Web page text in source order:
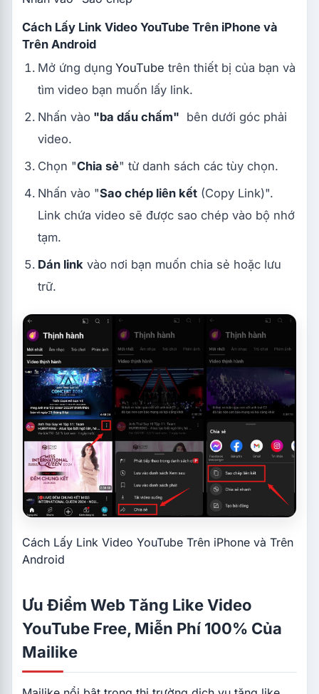
Cách Lấy Link Video YouTube Trên iPhone và
Trên Android
Mở ứng dụng YouTube trên thiết bị của bạn và
tìm video bạn muốn lấy link.
Nhấn vào "ba dấu chấm" bên dưới góc phải
video.
Chọn "Chia sẻ" từ danh sách các tùy chọn.
Nhấn vào "Sao chép liên kết (Copy Link)".
Link chứa video sẽ được sao chép vào bộ nhớ
tạm.
Dán link vào nơi bạn muốn chia sẻ hoặc lưu
trữ.
Cách Lấy Link Video YouTube Trên iPhone và Trên
Android
Ưu Điểm Web Tăng Like Video
YouTube Free, Miễn Phí 100% Của
Mailike